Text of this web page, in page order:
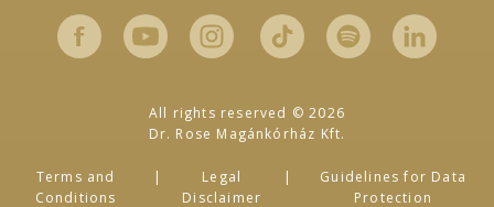
All rights reserved © 2026
Dr. Rose Magánkórház Kft.
Terms and
Conditions
Legal
Disclaimer
Guidelines for Data
Protection